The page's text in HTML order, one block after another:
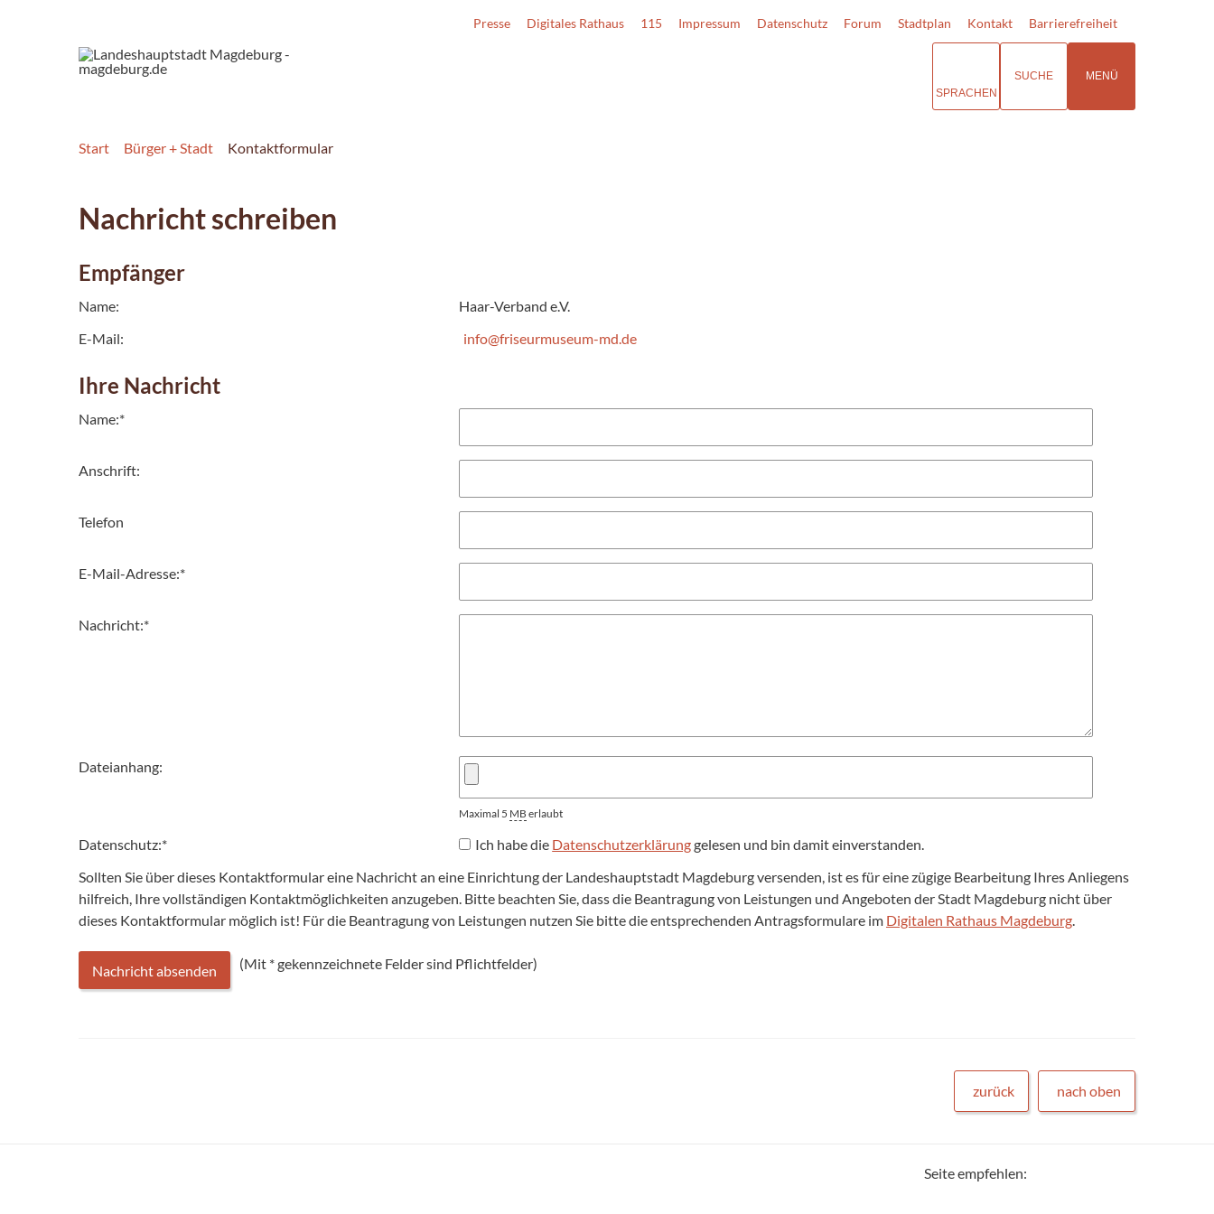
Presse Digitales Rathaus 115 Impressum Datenschutz Forum Stadtplan Kontakt Barrierefreiheit
SPRACHEN
SUCHE MENÜ
Start Bürger + Stadt Kontaktformular
Nachricht schreiben
Empfänger
Name:
Haar-Verband e.V.
E-Mail:
info@friseurmuseum-md.de
Ihre Nachricht
Name:*
Anschrift:
Telefon
E-Mail-Adresse:*
Nachricht:*
Dateianhang:
Maximal 5 MB erlaubt
Datenschutz:* Ich habe die Datenschutzerklärunggelesen und bin damit einverstanden.
Sollten Sie über dieses Kontaktformular eine Nachricht an eine Einrichtung der Landeshauptstadt Magdeburg versenden, ist es für eine zügige Bearbeitung Ihres Anliegens
hilfreich, Ihre vollständigen Kontaktmöglichkeiten anzugeben. Bitte beachten Sie, dass die Beantragung von Leistungen und Angeboten der Stadt Magdeburg nicht über
dieses Kontaktformular möglich ist! Für die Beantragung von Leistungen nutzen Sie bitte die entsprechenden Antragsformulare im Digitalen Rathaus Magdeburg
(Mit *gekennzeichnete Felder sind Pflichtfelder)
zurück nach oben
Seite empfehlen: